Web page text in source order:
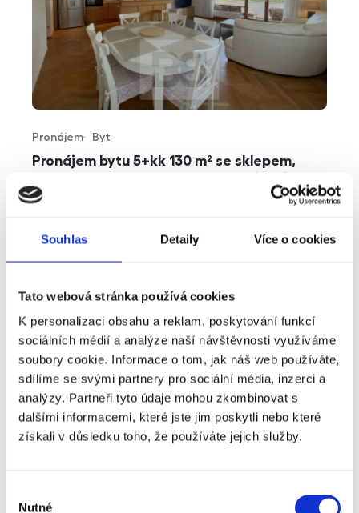
Souhlas Detaily Více o cookies
Tato webová stránka používá cookies
K personalizaci obsahu a reklam, poskytování funkcí
sociálních médií a analýze naší návštěvnosti využíváme
soubory cookie. Informace o tom, jak náš web používáte,
sdílíme se svými partnery pro sociální média, inzerci a
analýzy. Partneři tyto údaje mohou zkombinovat s
dalšími informacemi, které jste jim poskytli nebo které
získali v důsledku toho, že používáte jejich služby.
Nutné
Pronájem bytu 5+kk 130 m² se sklepem,
Typ nabídky
Pronájem
Typ nemovitosti
Byt
funkce
parkování sklep výtah
cena
49 000 Kč